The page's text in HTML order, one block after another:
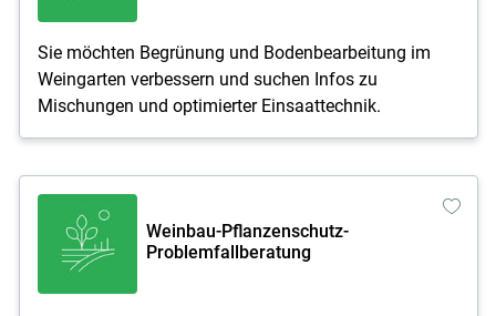
Sie möchten Begrünung und Bodenbearbeitung im
Weingarten verbessern und suchen Infos zu
Mischungen und optimierter Einsaattechnik.
Weinbau-Pflanzenschutz-
Problemfallberatung